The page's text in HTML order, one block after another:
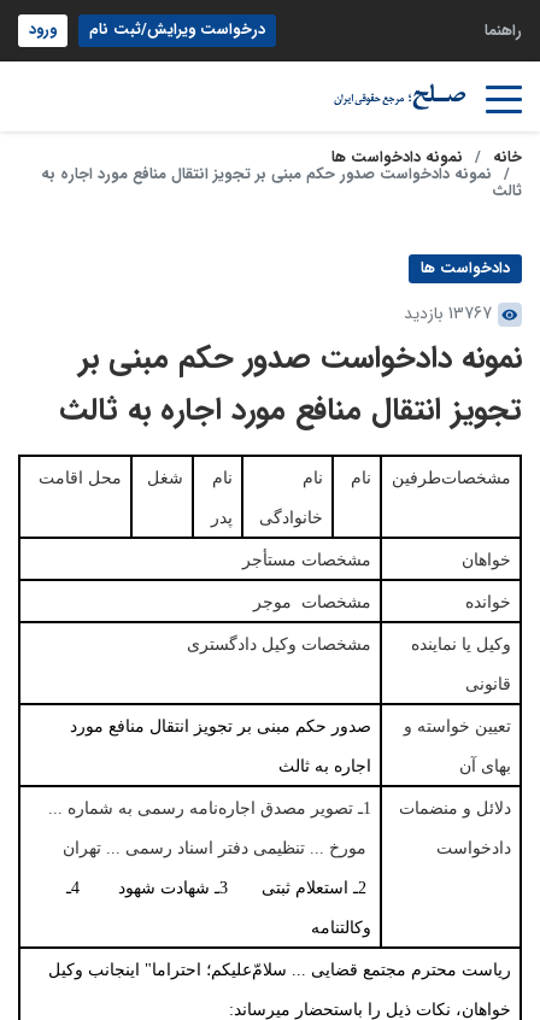
راهنما درخواست ویرایش/ثبت نام ورود
خانه نمونه دادخواست ها
نمونه دادخواست صدور حکم مبنی بر تجویز انتقال منافع مورد اجاره به
ثالث
دادخواست ها
13767 بازدید
نمونه دادخواست صدور حکم مبنی بر
تجویز انتقال منافع مورد اجاره به ثالث
مشخصات‌طرفین نام نام
خانوادگی
نام
پدر
شغل محل اقامت
خواهان مشخصات مستأجر
خوانده مشخصات موجر
وکیل یا نماینده
قانونی
مشخصات وکیل دادگستری
تعیین خواسته و
بهای آن
صدور حکم مبنی بر تجویز انتقال منافع مورد
اجاره به ثالث
دلائل و منضمات
دادخواست
1ـ تصویر مصدق اجاره‌نامه رسمی به شماره ...
مورخ ... تنظیمی دفتر اسناد رسمی ... تهران
2ـ استعلام ثبتی 3ـ شهادت شهود 4ـ
وکالتنامه
ریاست محترم مجتمع قضایی ... سلامّ‌علیکم؛ احتراما" اینجانب وکیل
خواهان، نکات ذیل را باستحضار میرساند: